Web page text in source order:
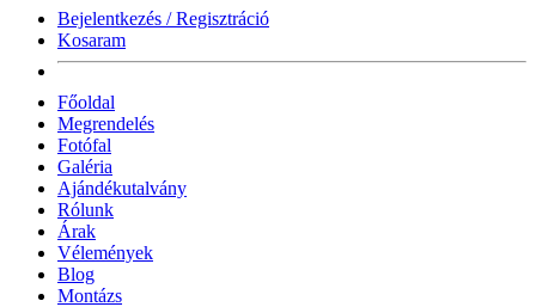
Bejelentkezés / Regisztráció
Kosaram
Főoldal
Megrendelés
Fotófal
Galéria
Ajándékutalvány
Rólunk
Árak
Vélemények
Blog
Montázs